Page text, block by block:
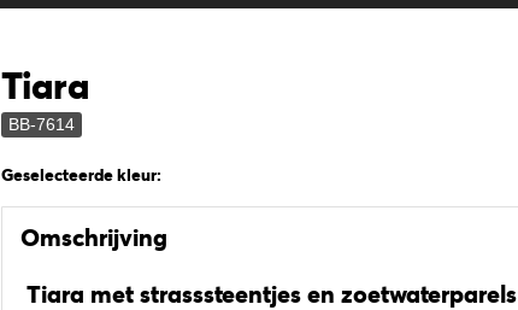
Tiara
BB-7614
Geselecteerde kleur:
Omschrijving
Tiara met strasssteentjes en zoetwaterparels